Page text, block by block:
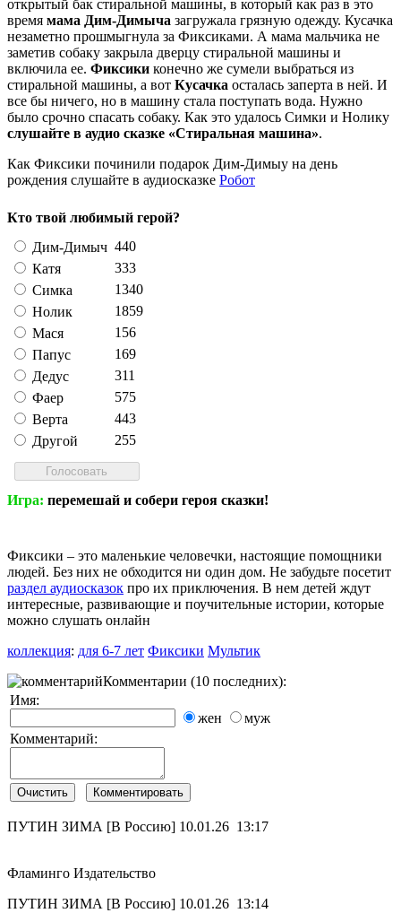
открытый бак стиральной машины, в который как раз в это
время мама Дим-Димыча загружала грязную одежду. Кусачка
незаметно прошмыгнула за Фиксиками. А мама мальчика не
заметив собаку закрыла дверцу стиральной машины и
включила ее. Фиксики конечно же сумели выбраться из
стиральной машины, а вот Кусачка осталась заперта в ней. И
все бы ничего, но в машину стала поступать вода. Нужно
было срочно спасать собаку. Как это удалось Симки и Нолику
слушайте в аудио сказке «Стиральная машина».
Как Фиксики починили подарок Дим-Димыу на день
рождения слушайте в аудиосказке Робот
Кто твой любимый герой?
Дим-Димыч 440
Катя
333
Симка
1340
Нолик
1859
Мася
156
Папус
169
Дедус
311
Фаер
575
Верта
443
Другой
255
Игра: перемешай и собери героя сказки!
Фиксики – это маленькие человечки, настоящие помощники
людей. Без них не обходится ни один дом. Не забудьте посетит
раздел аудиосказок про их приключения. В нем детей ждут
интересные, развивающие и поучительные истории, которые
можно слушать онлайн
коллекция: для 6-7 лет Фиксики Мультик
Комментарии (10 последних):
Имя:
жен
муж
Комментарий:
ПУТИН ЗИМА [В Россию] 10.01.26 13:17
Фламинго Издательство
ПУТИН ЗИМА [В Россию] 10.01.26 13:14